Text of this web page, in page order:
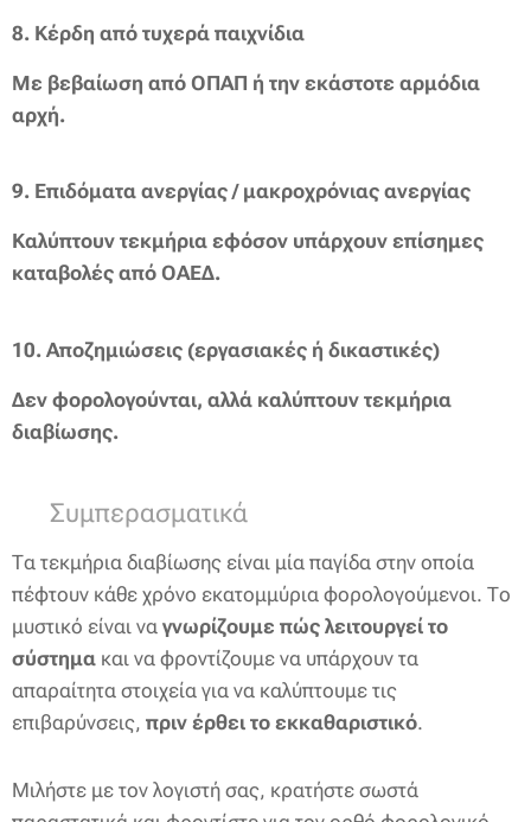
8. Κέρδη από τυχερά παιχνίδια
Με βεβαίωση από ΟΠΑΠ ή την εκάστοτε αρμόδια
αρχή.
9. Επιδόματα ανεργίας / μακροχρόνιας ανεργίας
Καλύπτουν τεκμήρια εφόσον υπάρχουν επίσημες
καταβολές από ΟΑΕΔ.
10. Αποζημιώσεις (εργασιακές ή δικαστικές)
Δεν φορολογούνται, αλλά καλύπτουν τεκμήρια
διαβίωσης.
🔚 Συμπερασματικά
Τα τεκμήρια διαβίωσης είναι μία παγίδα στην οποία
πέφτουν κάθε χρόνο εκατομμύρια φορολογούμενοι. Το
μυστικό είναι να γνωρίζουμε πώς λειτουργεί το
σύστημα και να φροντίζουμε να υπάρχουν τα
απαραίτητα στοιχεία για να καλύπτουμε τις
επιβαρύνσεις, πριν έρθει το εκκαθαριστικό.
Μιλήστε με τον λογιστή σας, κρατήστε σωστά